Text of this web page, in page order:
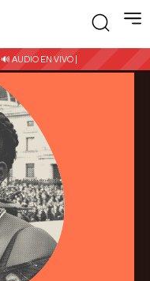
🔊 AUDIO EN VIVO |